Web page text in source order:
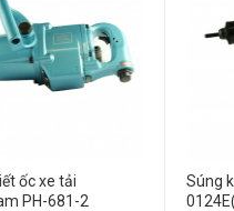
ốc xe tải
PH-681-2
Súng